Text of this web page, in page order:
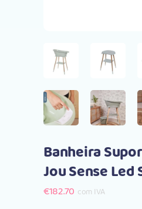
Banheira
Jou Sense Led
€182.70 com IVA